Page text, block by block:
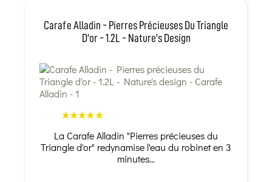
Carafe Alladin - Pierres Précieuses Du Triangle
D'or - 1.2L - Nature's Design
La Carafe Alladin "Pierres précieuses du
Triangle d'or" redynamise l'eau du robinet en 3
minutes...